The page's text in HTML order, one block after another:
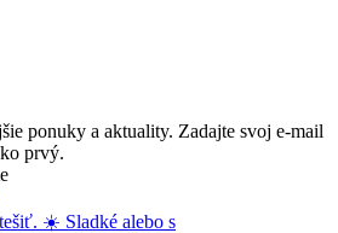
ponuky a aktuality. Zadajte svoj e-mail
prvý.
☀️ Sladké alebo s